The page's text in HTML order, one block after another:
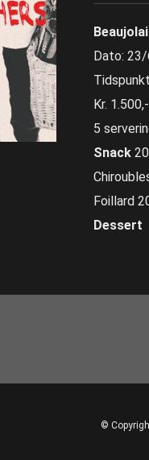
Dato:
Kr.
5
Snack
Foillard
Dessert
©